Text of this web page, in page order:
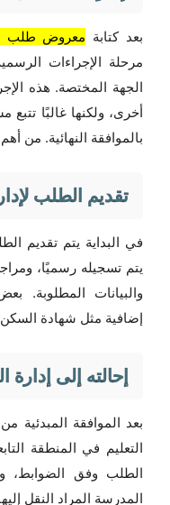
بعد كتابة معروض طلب
مرحلة الإجراءات
الجهة المختصة. هذه
أخرى، ولكنها غالبًا تتبع
بالموافقة النهائية. من
تقديم الطلب
في البداية يتم تقديم
يتم تسجيله رسميًا،
والبيانات المطلوبة.
إضافية مثل شهادة السكن
إحالته إلى إدارة
بعد الموافقة المبدئية
التعليم في المنطقة
الطلب وفق الضوابط،
المدرسة المراد النقل